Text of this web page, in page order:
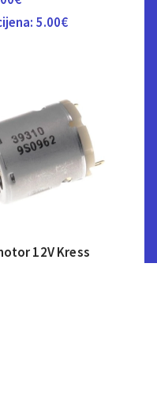
5.00€
12V Kress